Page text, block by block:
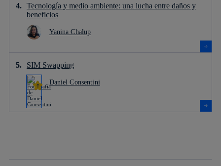
Tecnología y medio ambiente: una lucha entre daños y
beneficios
Yanina Chalup
SIM Swapping
Daniel Consentini